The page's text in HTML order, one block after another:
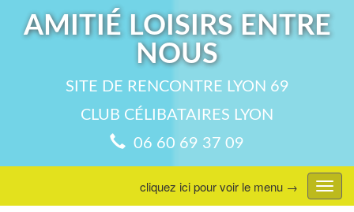
AMITIÉ LOISIRS ENTRE
NOUS
SITE DE RENCONTRE LYON 69
CLUB CÉLIBATAIRES LYON
06 60 69 37 09
menu
cliquez ici pour voir le menu →